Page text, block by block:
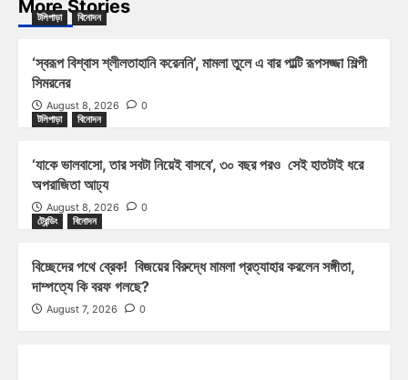
More Stories
টলিপাড়া বিনোদন
‘স্বরূপ বিশ্বাস শ্লীলতাহানি করেননি’, মামলা তুলে এ বার পাল্টি রূপসজ্জা শিল্পী
সিমরনের
August 8, 2026
0
টলিপাড়া
বিনোদন
‘যাকে ভালবাসো, তার সবটা নিয়েই বাসবে’, ৩০ বছর পরও সেই হাতটাই ধরে
অপরাজিতা আঢ্য
August 8, 2026
0
ট্রেন্ডিং
বিনোদন
বিচ্ছেদের পথে ব্রেক! বিজয়ের বিরুদ্ধে মামলা প্রত্যাহার করলেন সঙ্গীতা,
দাম্পত্যে কি বরফ গলছে?
August 7, 2026 0